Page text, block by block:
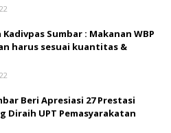
Sumbar : Makanan WBP
harus sesuai kuantitas &
Beri Apresiasi 27 Prestasi
Diraih UPT Pemasyarakatan